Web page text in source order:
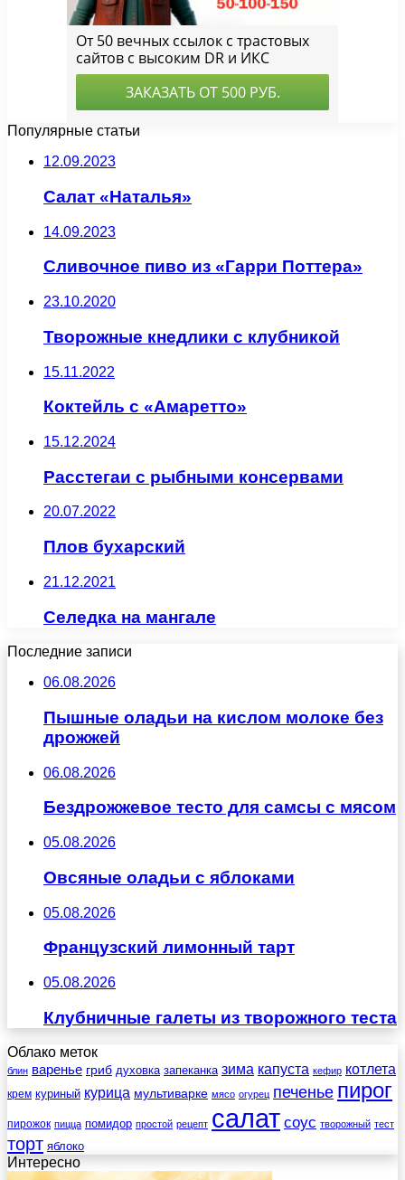
Популярные статьи
12.09.2023
Салат «Наталья»
14.09.2023
Сливочное пиво из «Гарри Поттера»
23.10.2020
Творожные кнедлики с клубникой
15.11.2022
Коктейль с «Амаретто»
15.12.2024
Расстегаи с рыбными консервами
20.07.2022
Плов бухарский
21.12.2021
Селедка на мангале
Последние записи
06.08.2026
Пышные оладьи на кислом молоке без
дрожжей
06.08.2026
Бездрожжевое тесто для самсы с мясом
05.08.2026
Овсяные оладьи с яблоками
05.08.2026
Французский лимонный тарт
05.08.2026
Клубничные галеты из творожного теста
Облако меток
блин варенье гриб духовка запеканка зима капуста кефир котлета
крем куриный курица мультиварке мясо огурец печенье пирог
пирожок пицца помидор простой рецепт салат соус творожный тест
торт яблоко
Интересно